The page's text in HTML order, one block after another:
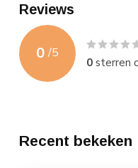
Reviews
0 /5
0sterren
Recent bekeken